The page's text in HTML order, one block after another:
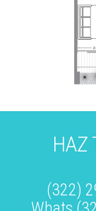
HAZ
(322)